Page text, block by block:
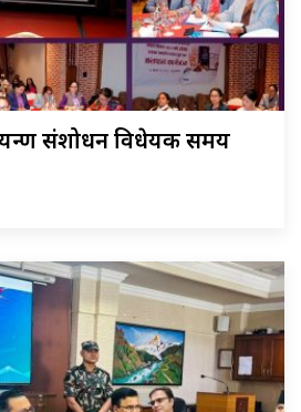
संशोधन विधेयक समय